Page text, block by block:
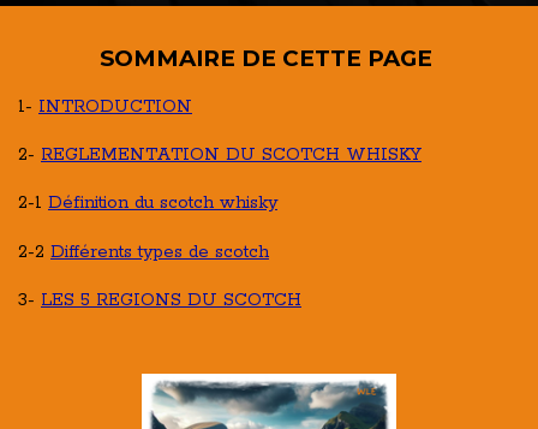
SOMMAIRE DE CETTE PAGE
1- INTRODUCTION
2- REGLEMENTATION DU SCOTCH WHISKY
2-1 Définition du scotch whisky
2-2 Différents types de scotch
3- LES 5 REGIONS DU SCOTCH